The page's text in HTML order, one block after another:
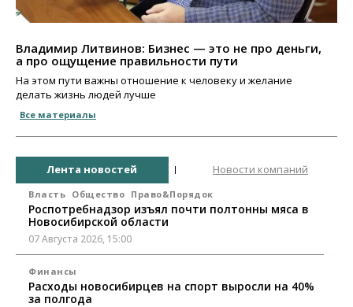
Владимир Литвинов: Бизнес — это не про деньги,
а про ощущение правильности пути
На этом пути важны отношение к человеку и желание
делать жизнь людей лучше
Все материалы
Лента новостей Новости компаний
Власть Общество Право&Порядок
Роспотребнадзор изъял почти полтонны мяса в
Новосибирской области
07 Августа 2026, 15:00
Финансы
Расходы новосибирцев на спорт выросли на 40%
за полгода